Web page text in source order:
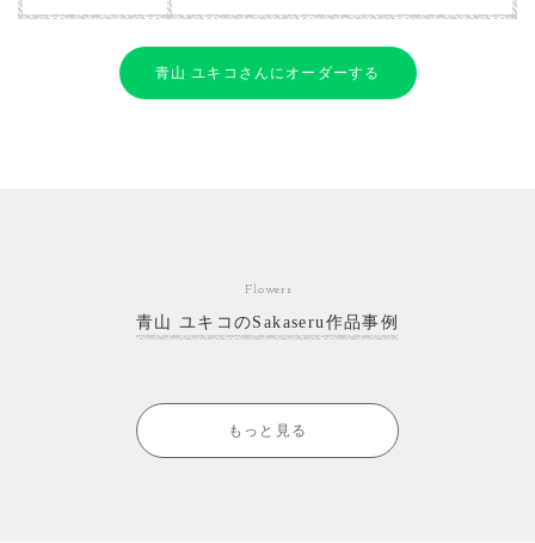
青山 ユキコさんにオーダーする
Flowers
青山 ユキコのSakaseru作品事例
もっと見る